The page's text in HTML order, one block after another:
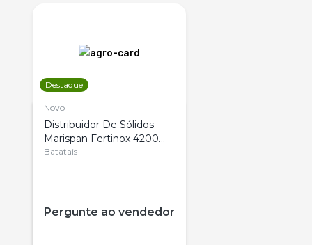
Destaque
Novo
Distribuidor De Sólidos
Marispan Fertinox 4200
Citrus
Batatais
Pergunte ao vendedor